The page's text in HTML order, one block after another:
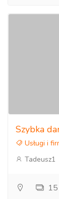
Szybka
Usługi i
Tadeusz1